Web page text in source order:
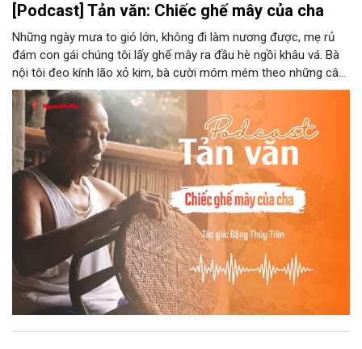
[Podcast] Tản văn: Chiếc ghế mây của cha
Những ngày mưa to gió lớn, không đi làm nương được, mẹ rủ
đám con gái chúng tôi lấy ghế mây ra đầu hè ngồi khâu vá. Bà
nội tôi đeo kính lão xỏ kim, bà cười móm mém theo những câu
chuyện kể tếu táo của đám trẻ chúng tôi. Chiếc ghế mây phát
ra âm thanh kin kít chịu đựng sức nặng cơ thể con người theo
những điệu cười khúc khích.